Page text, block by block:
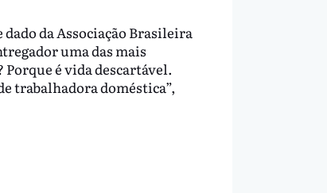
da Associação Brasileira
uma das mais
é vida descartável.
trabalhadora doméstica”,